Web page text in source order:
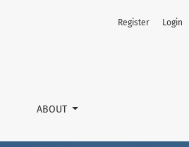
ABOUT
Register Login